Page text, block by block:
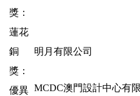
獎：
蓮花
銅
獎：
明月有限公司
優異 MCDC澳門設計中心有